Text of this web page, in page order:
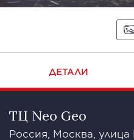
ДЕТАЛИ
ТЦ Neo Geo
Россия, Москва, улица